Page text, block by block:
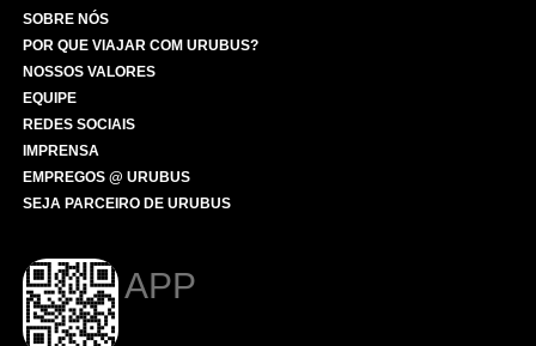
SOBRE NÓS
POR QUE VIAJAR COM URUBUS?
NOSSOS VALORES
EQUIPE
REDES SOCIAIS
IMPRENSA
EMPREGOS @ URUBUS
SEJA PARCEIRO DE URUBUS
APP